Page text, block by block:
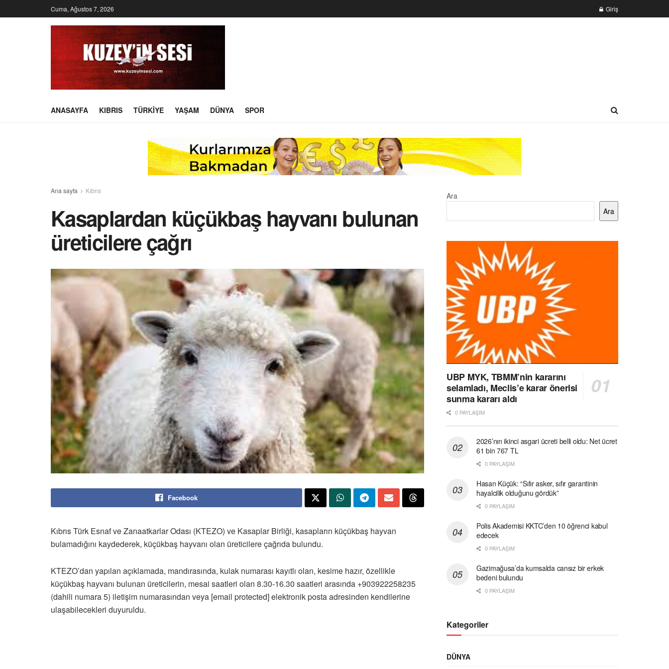
Cuma, Ağustos 7, 2026 Giriş
ANASAYFA KIBRIS TÜRKIYE YAŞAM DÜNYA SPOR
Ana sayfa Kıbrıs
Kasaplardan küçükbaş hayvanı bulunan
üreticilere çağrı
Facebook
Kıbrıs Türk Esnaf ve Zanaatkarlar Odası (KTEZO) ve Kasaplar Birliği, kasapların küçükbaş hayvan
bulamadığını kaydederek, küçükbaş hayvanı olan üreticilere çağrıda bulundu.
KTEZO’dan yapılan açıklamada, mandırasında, kulak numarası kayıtlı olan, kesime hazır, özellikle
küçükbaş hayvanı bulunan üreticilerin, mesai saatleri olan 8.30-16.30 saatleri arasında +903922258235
(dahili numara 5) iletişim numarasından veya [email protected] elektronik posta adresinden kendilerine
ulaşabilecekleri duyuruldu.
Ara
Ara
UBP MYK, TBMM’nin kararını
selamladı, Meclis’e karar önerisi
sunma kararı aldı
0 PAYLAŞIM
2026’nın ikinci asgari ücreti belli oldu: Net ücret
61 bin 767 TL
0 PAYLAŞIM
Hasan Küçük: “Sıfır asker, sıfır garantinin
hayalcilik olduğunu gördük”
0 PAYLAŞIM
Polis Akademisi KKTC’den 10 öğrenci kabul
edecek
0 PAYLAŞIM
Gazimağusa’da kumsalda cansız bir erkek
bedeni bulundu
0 PAYLAŞIM
Kategoriler
DÜNYA